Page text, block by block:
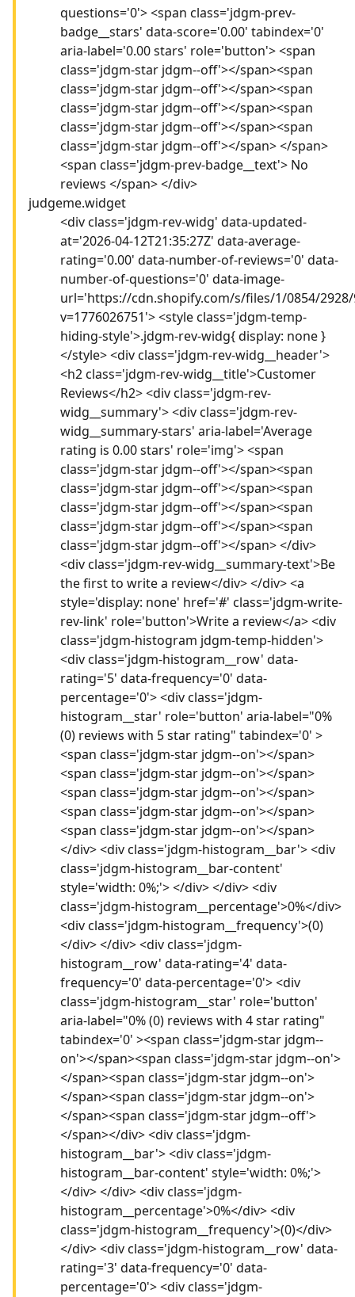
questions='0'> <span class='jdgm-prev-
badge__stars' data-score='0.00' tabindex='0'
aria-label='0.00 stars' role='button'> <span
class='jdgm-star jdgm--off'></span><span
class='jdgm-star jdgm--off'></span><span
class='jdgm-star jdgm--off'></span><span
class='jdgm-star jdgm--off'></span><span
class='jdgm-star jdgm--off'></span> </span>
<span class='jdgm-prev-badge__text'> No
reviews </span> </div>
judgeme.widget
<div class='jdgm-rev-widg' data-updated-
at='2026-04-12T21:35:27Z' data-average-
rating='0.00' data-number-of-reviews='0' data-
number-of-questions='0' data-image-
url='https://cdn.shopify.com/s/files/1/0854/
v=1776026751'> <style class='jdgm-temp-
hiding-style'>.jdgm-rev-widg{ display: none }
</style> <div class='jdgm-rev-widg__header'>
<h2 class='jdgm-rev-widg__title'>Customer
Reviews</h2> <div class='jdgm-rev-
widg__summary'> <div class='jdgm-rev-
widg__summary-stars' aria-label='Average
rating is 0.00 stars' role='img'> <span
class='jdgm-star jdgm--off'></span><span
class='jdgm-star jdgm--off'></span><span
class='jdgm-star jdgm--off'></span><span
class='jdgm-star jdgm--off'></span><span
class='jdgm-star jdgm--off'></span> </div>
<div class='jdgm-rev-widg__summary-text'>Be
the first to write a review</div> </div> <a
style='display: none' href='#' class='jdgm-write-
rev-link' role='button'>Write a review</a> <div
class='jdgm-histogram jdgm-temp-hidden'>
<div class='jdgm-histogram__row' data-
rating='5' data-frequency='0' data-
percentage='0'> <div class='jdgm-
histogram__star' role='button' aria-label="0%
(0) reviews with 5 star rating" tabindex='0' >
<span class='jdgm-star jdgm--on'></span>
<span class='jdgm-star jdgm--on'></span>
<span class='jdgm-star jdgm--on'></span>
<span class='jdgm-star jdgm--on'></span>
<span class='jdgm-star jdgm--on'></span>
</div> <div class='jdgm-histogram__bar'> <div
class='jdgm-histogram__bar-content'
style='width: 0%;'> </div> </div> <div
class='jdgm-histogram__percentage'>0%</div>
<div class='jdgm-histogram__frequency'>(0)
</div> </div> <div class='jdgm-
histogram__row' data-rating='4' data-
frequency='0' data-percentage='0'> <div
class='jdgm-histogram__star' role='button'
aria-label="0% (0) reviews with 4 star rating"
tabindex='0' ><span class='jdgm-star jdgm--
on'></span><span class='jdgm-star jdgm--on'>
</span><span class='jdgm-star jdgm--on'>
</span><span class='jdgm-star jdgm--on'>
</span><span class='jdgm-star jdgm--off'>
</span></div> <div class='jdgm-
histogram__bar'> <div class='jdgm-
histogram__bar-content' style='width: 0%;'>
</div> </div> <div class='jdgm-
histogram__percentage'>0%</div> <div
class='jdgm-histogram__frequency'>(0)</div>
</div> <div class='jdgm-histogram__row' data-
rating='3' data-frequency='0' data-
percentage='0'> <div class='jdgm-